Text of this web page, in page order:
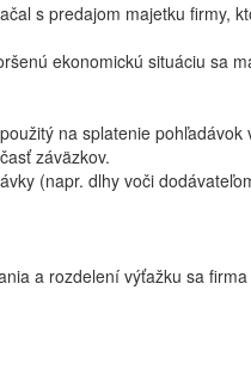
s predajom majetku firmy,
ekonomickú situáciu sa
na splatenie
záväzkov.
(napr. dlhy voči
a rozdelení výťažku sa